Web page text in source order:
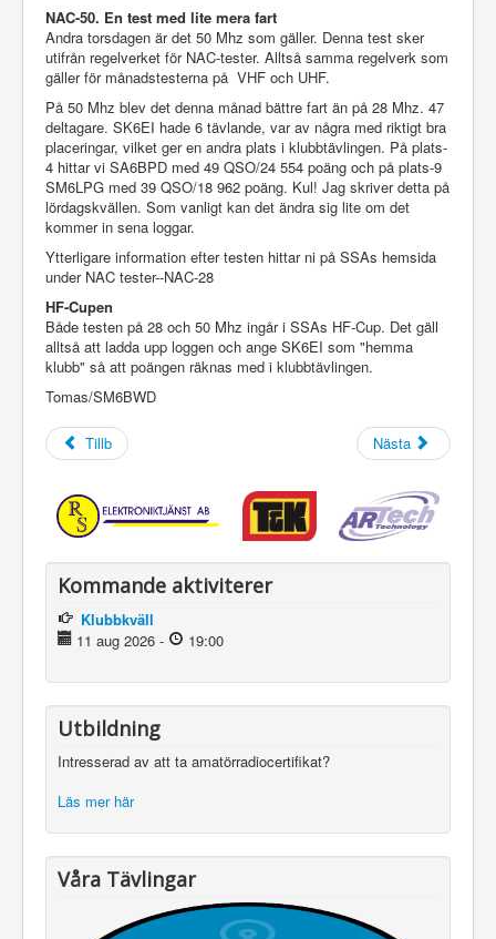
NAC-50. En test med lite mera fart
Andra torsdagen är det 50 Mhz som gäller. Denna test sker
utifrån regelverket för NAC-tester. Alltså samma regelverk som
gäller för månadstesterna på VHF och UHF.
På 50 Mhz blev det denna månad bättre fart än på 28 Mhz. 47
deltagare. SK6EI hade 6 tävlande, var av några med riktigt bra
placeringar, vilket ger en andra plats i klubbtävlingen. På plats-
4 hittar vi SA6BPD med 49 QSO/24 554 poäng och på plats-9
SM6LPG med 39 QSO/18 962 poäng. Kul! Jag skriver detta på
lördagskvällen. Som vanligt kan det ändra sig lite om det
kommer in sena loggar.
Ytterligare information efter testen hittar ni på SSAs hemsida
under NAC tester--NAC-28
HF-Cupen
Både testen på 28 och 50 Mhz ingår i SSAs HF-Cup. Det gäll
alltså att ladda upp loggen och ange SK6EI som "hemma
klubb" så att poängen räknas med i klubbtävlingen.
Tomas/SM6BWD
Tillb Nästa
Kommande aktiviterer
Klubbkväll
11 aug 2026 - 19:00
Utbildning
Intresserad av att ta amatörradiocertifikat?
Läs mer här
Våra Tävlingar